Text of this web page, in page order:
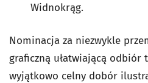
Widnokrąg.
Nominacja za niezwykle
graficzną ułatwiającą odbiór
wyjątkowo celny dobór